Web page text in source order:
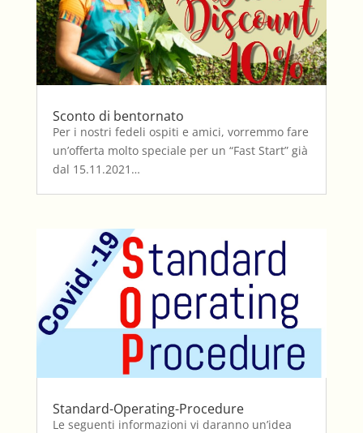
Sconto di bentornato
Per i nostri fedeli ospiti e amici, vorremmo fare
un’offerta molto speciale per un “Fast Start” già
dal 15.11.2021…
Standard-Operating-Procedure
Le seguenti informazioni vi daranno un’idea